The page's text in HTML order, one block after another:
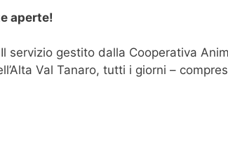
aperte!
servizio gestito dalla Cooperativa
Val Tanaro, tutti i giorni –